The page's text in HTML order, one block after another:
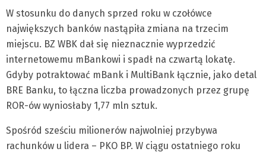
W stosunku do danych sprzed roku w czołówce
największych banków nastąpiła zmiana na trzecim
miejscu. BZ WBK dał się nieznacznie wyprzedzić
internetowemu mBankowi i spadł na czwartą lokatę.
Gdyby potraktować mBank i MultiBank łącznie, jako detal
BRE Banku, to łączna liczba prowadzonych przez grupę
ROR-ów wyniosłaby 1,77 mln sztuk.
Spośród sześciu milionerów najwolniej przybywa
rachunków u lidera – PKO BP. W ciągu ostatniego roku